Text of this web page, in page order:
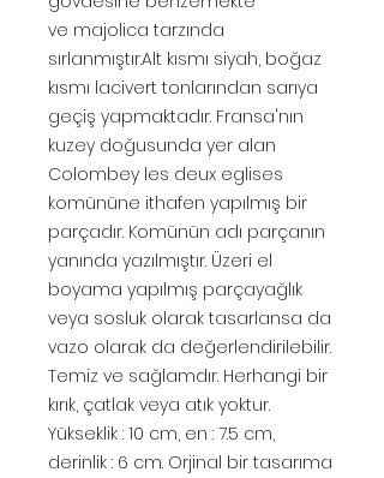
ve majolica tarzında
sırlanmıştır.Alt kısmı siyah, boğaz
kısmı lacivert tonlarından sarıya
geçiş yapmaktadır. Fransa'nın
kuzey doğusunda yer alan
Colombey les deux eglises
komününe ithafen yapılmış bir
parçadır. Komünün adı parçanın
yanında yazılmıştır. Üzeri el
boyama yapılmış parçayağlık
veya sosluk olarak tasarlansa da
vazo olarak da değerlendirilebilir.
Temiz ve sağlamdır. Herhangi bir
kırık, çatlak veya atık yoktur.
Yükseklik : 10 cm, en : 7.5 cm,
derinlik : 6 cm. Orjinal bir tasarıma